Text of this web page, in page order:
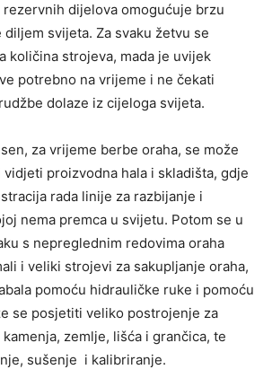
rezervnih dijelova omogućuje brzu
svijeta. Za svaku žetvu se
količina strojeva, mada je uvijek
potrebno na vrijeme i ne čekati
dolaze iz cijeloga svijeta.
za vrijeme berbe oraha, se može
proizvodna hala i skladišta, gdje
rada linije za razbijanje i
nema premca u svijetu. Potom se u
s nepreglednim redovima oraha
i veliki strojevi za sakupljanje oraha,
pomoću hidrauličke ruke i pomoću
se posjetiti veliko postrojenje za
zemlje, lišća i grančica, te
sušenje i kalibriranje.